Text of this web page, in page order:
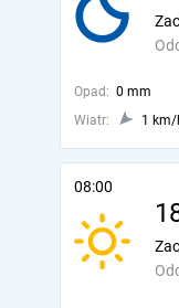
Opad: 0 mm
Wiatr:
1 km/
08:00